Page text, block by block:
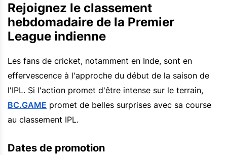
Rejoignez le classement
hebdomadaire de la Premier
League indienne
Les fans de cricket, notamment en Inde, sont en
effervescence à l'approche du début de la saison de
l'IPL. Si l'action promet d'être intense sur le terrain,
BC.GAME promet de belles surprises avec sa course
au classement IPL.
Dates de promotion